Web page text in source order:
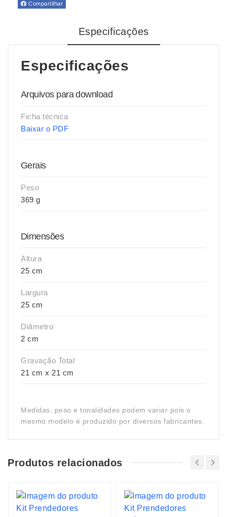
Compartilhar
Especificações
Especificações
Arquivos para download
Ficha técnica
Baixar o PDF
Gerais
Peso
369 g
Dimensões
Altura
25 cm
Largura
25 cm
Diâmetro
2 cm
Gravação Total
21 cm x 21 cm
Medidas, peso e tonalidades podem variar pois o
mesmo modelo é produzido por diversos fabricantes.
Produtos relacionados